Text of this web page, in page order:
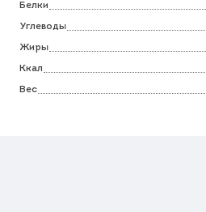
Белки
Углеводы
Жиры
Ккал
Вес